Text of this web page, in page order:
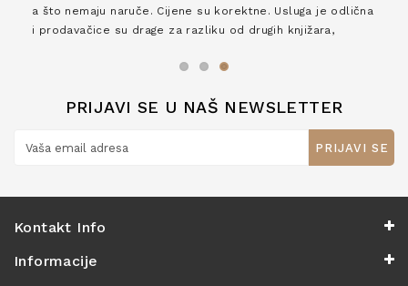
a što nemaju naruče. Cijene su korektne. Usluga je odlična
i prodavačice su drage za razliku od drugih knjižara,
PRIJAVI SE U NAŠ NEWSLETTER
PRIJAVI SE
Kontakt Info
Informacije